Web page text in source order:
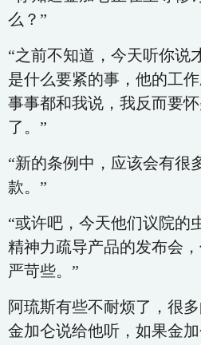
么？”
“之前不知道，今天听你说
是什么要紧的事，他的工
事事都和我说，我反而要
了。”
“新的条例中，应该会有很
款。”
“或许吧，今天他们议院的
精神力疏导产品的发布会
严苛些。”
阿琉斯有些不耐烦了，很
金加仑说给他听，如果金